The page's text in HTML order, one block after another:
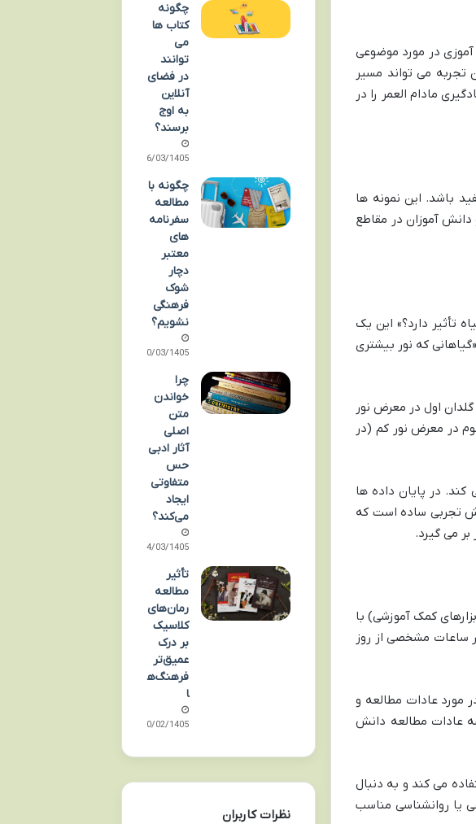
در مورد موضوعی
تجربه می تواند مسیر
مادام العمر را در
باشد. این نمونه ها
آموزان در مقاطع
تأثیر دارد؟» این یک
که نور بیشتری
اول در معرض نور
در معرض نور کم (در
در پایان داده ها
تجربی ساده است که
می گیرد.
کمک آموزشی) با
ساعات مشخصی از روز
مورد عادات مطالعه و
عادات مطالعه دانش
می کند و به دنبال
یا روانشناسی مناسب
چگونه
کتاب ها
می
توانند
در فضای
آنلاین
به اوج
برسند؟
16/03/1405
چگونه با
مطالعه
سفرنامه‌
های
معتبر
دچار
شوک
فرهنگی
نشویم؟
10/03/1405
چرا
خواندن
متن
اصلی
آثار ادبی
حس
متفاوتی
ایجاد
می‌کند؟
04/03/1405
تأثیر
مطالعه
رمان‌های
کلاسیک
بر درک
عمیق‌تر
فرهنگ‌ه
ا
30/02/1405
نظرات کاربران